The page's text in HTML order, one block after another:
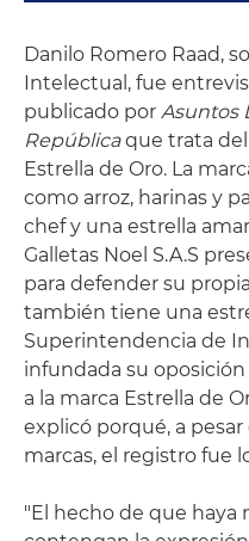
Danilo Romero Raad,
Intelectual, fue
publicado por Asuntos
Repúblicaque trata del
Estrella de Oro. La
como arroz, harinas y
chef y una estrella
Galletas Noel S.A.S
para defender su
también tiene una
Superintendencia de
infundada su
a la marca Estrella de
explicó porqué, a
marcas, el registro fue
"El hecho de que haya